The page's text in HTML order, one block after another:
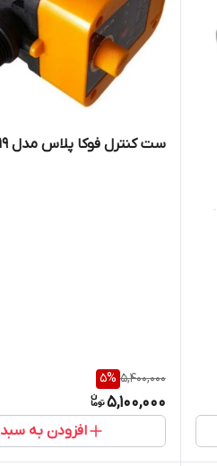
ست کنترل فوکا پلاس مدل pc19+
5,400,000
5%
5,100,000
افزودن به سبد